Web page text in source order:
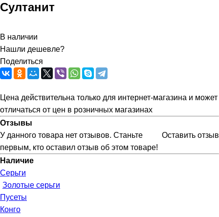
Султанит
В наличии
Нашли дешевле?
Поделиться
Цена действительна только для интернет-магазина и может
отличаться от цен в розничных магазинах
Отзывы
Оставить отзыв
У данного товара нет отзывов. Станьте
первым, кто оставил отзыв об этом товаре!
Наличие
Серьги
Золотые серьги
Пусеты
Конго